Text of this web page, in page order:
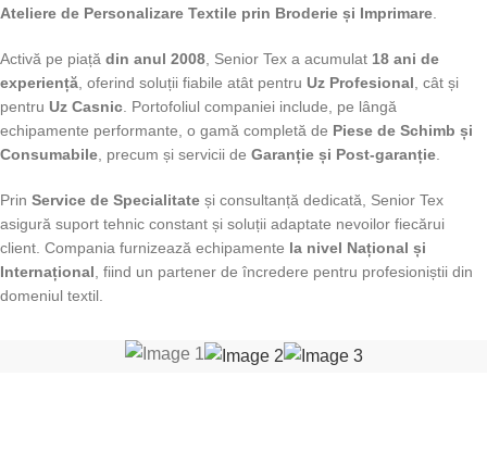
Ateliere de Personalizare Textile prin Broderie și Imprimare.
Activă pe piață din anul 2008, Senior Tex a acumulat 18 ani de
experiență, oferind soluții fiabile atât pentru Uz Profesional, cât și
pentru Uz Casnic. Portofoliul companiei include, pe lângă
echipamente performante, o gamă completă de Piese de Schimb și
Consumabile, precum și servicii de Garanție și Post-garanție.
Prin Service de Specialitate și consultanță dedicată, Senior Tex
asigură suport tehnic constant și soluții adaptate nevoilor fiecărui
client. Compania furnizează echipamente la nivel Național și
Internațional, fiind un partener de încredere pentru profesioniștii din
domeniul textil.